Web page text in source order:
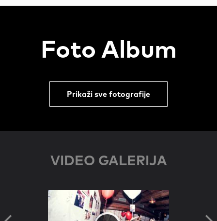
Foto Album
Prikaži sve fotografije
VIDEO GALERIJA